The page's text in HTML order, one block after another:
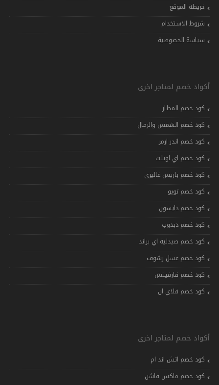
خريطة الموقع
شروط الاستخدام
سياسة الخصوصية
أكواد خصم لمتاجر اخرى
كود خصم المطار
كود خصم الشمس والرمال
كود خصم اندر ارمر
كود خصم اي اوتلت
كود خصم باريس غاليري
كود خصم تويو
كود خصم دايسون
كود خصم دبدوب
كود خصم صيدلية اي براند
كود خصم عسل رشوف
كود خصم فارفيتش
كود خصم فلاي ان
أكواد خصم لمتاجر اخرى
كود خصم اتش اند ام
كود خصم ماكس فاشن